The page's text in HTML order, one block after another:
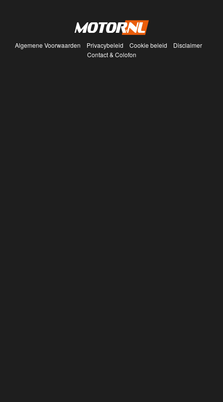
Algemene Voorwaarden Privacybeleid Cookie beleid
Disclaimer
Contact & Colofon